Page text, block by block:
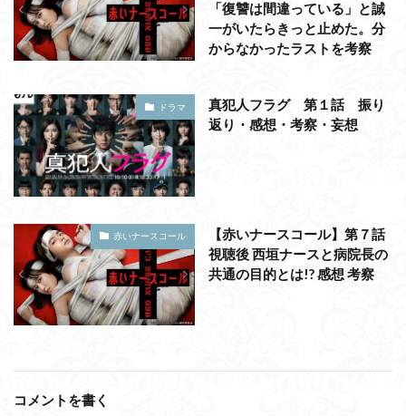
「復讐は間違っている」と誠
一がいたらきっと止めた。分
からなかったラストを考察
ドラマ
真犯人フラグ 第１話 振り
返り・感想・考察・妄想
赤いナースコール
【赤いナースコール】第７話
視聴後 西垣ナースと病院長の
共通の目的とは!? 感想 考察
コメントを書く